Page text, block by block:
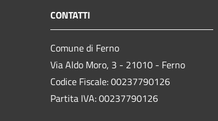
CONTATTI
Comune di Ferno
Via Aldo Moro, 3 - 21010 - Ferno
Codice Fiscale: 00237790126
Partita IVA: 00237790126